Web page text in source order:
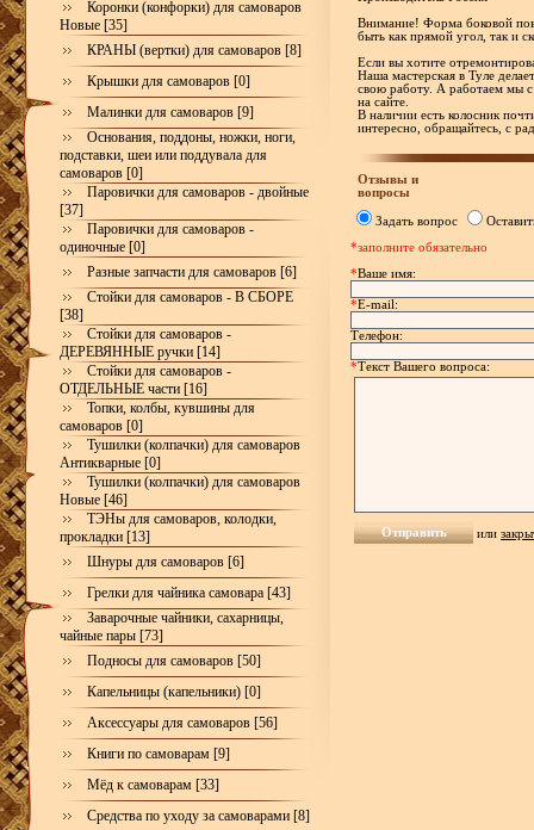
Коронки (конфорки) для самоваров
Новые [35]
КРАНЫ (вертки) для самоваров [8]
Крышки для самоваров [0]
Малинки для самоваров [9]
Основания, поддоны, ножки, ноги,
подставки, шеи или поддувала для
самоваров [0]
Паровички для самоваров - двойные
[37]
Паровички для самоваров -
одиночные [0]
Разные запчасти для самоваров [6]
Стойки для самоваров - В СБОРЕ
[38]
Стойки для самоваров -
ДЕРЕВЯННЫЕ ручки [14]
Стойки для самоваров -
ОТДЕЛЬНЫЕ части [16]
Топки, колбы, кувшины для
самоваров [0]
Тушилки (колпачки) для самоваров
Антикварные [0]
Тушилки (колпачки) для самоваров
Новые [46]
ТЭНы для самоваров, колодки,
прокладки [13]
Шнуры для самоваров [6]
Грелки для чайника самовара [43]
Заварочные чайники, сахарницы,
чайные пары [73]
Подносы для самоваров [50]
Капельницы (капельники) [0]
Аксессуары для самоваров [56]
Книги по самоварам [9]
Мёд к самоварам [33]
Средства по уходу за самоварами [8]
Внимание! Форма боковой
быть как прямой угол, так и
Если вы хотите
Наша мастерская в Туле
свою работу. А работаем мы
на сайте.
В наличии есть колосник
интересно, обращайтесь, с
Отзывы и
вопросы
Задать вопрос
*заполните обязательно
*Ваше имя:
*E-mail:
Телефон:
*Текст Вашего вопроса:
или